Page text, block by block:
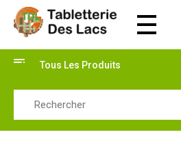
Tabletterie des Lacs
Tous Les Produits